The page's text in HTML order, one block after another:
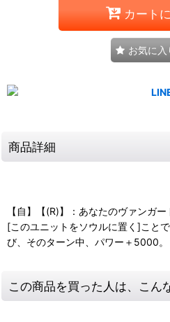
カート
お気に入
商品詳細
【自】【(R)】：あなたのヴァンガ
[このユニットをソウルに置く]こと
び、そのターン中、パワー＋5000。
この商品を買った人は、こん